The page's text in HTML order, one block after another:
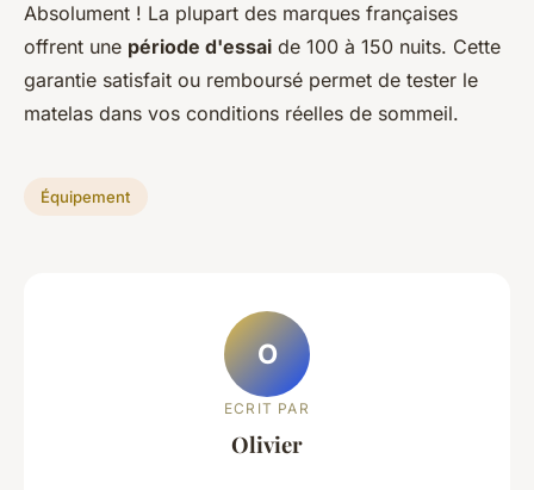
Absolument ! La plupart des marques françaises
offrent une période d'essai de 100 à 150 nuits. Cette
garantie satisfait ou remboursé permet de tester le
matelas dans vos conditions réelles de sommeil.
Équipement
O
ECRIT PAR
Olivier